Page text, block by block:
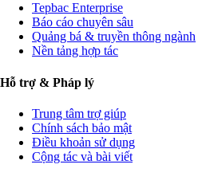
Tepbac Enterprise
Báo cáo chuyên sâu
Quảng bá & truyền thông ngành
Nền tảng hợp tác
Hỗ trợ & Pháp lý
Trung tâm trợ giúp
Chính sách bảo mật
Điều khoản sử dụng
Cộng tác và bài viết